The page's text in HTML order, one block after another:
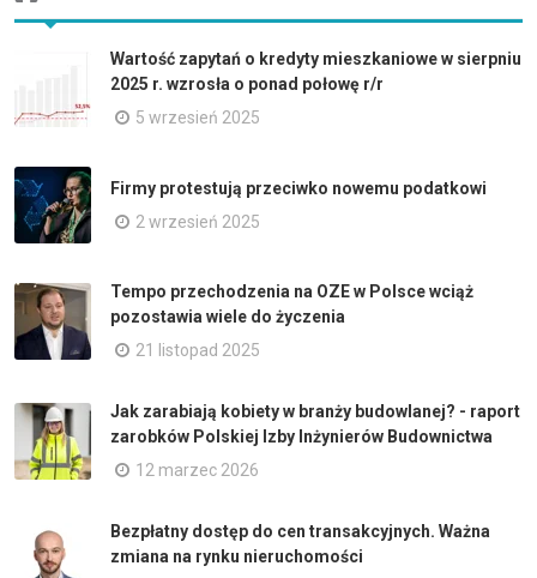
Wartość zapytań o kredyty mieszkaniowe w sierpniu
2025 r. wzrosła o ponad połowę r/r
5 wrzesień 2025
Firmy protestują przeciwko nowemu podatkowi
2 wrzesień 2025
Tempo przechodzenia na OZE w Polsce wciąż
pozostawia wiele do życzenia
21 listopad 2025
Jak zarabiają kobiety w branży budowlanej? - raport
zarobków Polskiej Izby Inżynierów Budownictwa
12 marzec 2026
Bezpłatny dostęp do cen transakcyjnych. Ważna
zmiana na rynku nieruchomości